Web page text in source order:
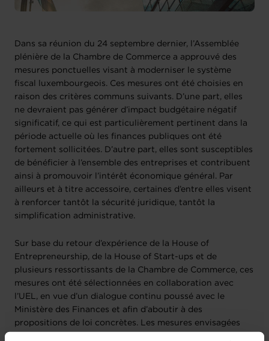
Dans sa réunion du 24 septembre dernier, l’Assemblée
plénière de la Chambre de Commerce a approuvé des
mesures ponctuelles visant à moderniser le système
fiscal luxembourgeois. Ces mesures ont été choisies en
raison des critères communs suivants. D’une part, elles
ne devraient pas générer d’impact budgétaire négatif
significatif, ce qui est particulièrement pertinent dans la
période actuelle où les finances publiques ont été
fortement sollicitées. D’autre part, elles sont susceptibles
de bénéficier à l’ensemble des entreprises et contribuent
ainsi à promouvoir l’intérêt économique général. Par
ailleurs et à titre accessoire, certaines d’entre elles visent
à renforcer tantôt la sécurité juridique, tantôt la
simplification administrative.
Sur base du retour d’expérience de la House of
Entrepreneurship, de la House of Start-ups et de
plusieurs ressortissants de la Chambre de Commerce, ces
mesures ont été sélectionnées en collaboration avec
l’UEL, en vue d’un dialogue continu poussé avec le
Ministère des Finances et afin d’aboutir à des
propositions de loi concrètes. Les mesures envisagées